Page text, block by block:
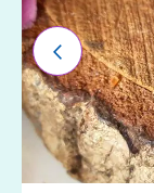
ANTERIOR